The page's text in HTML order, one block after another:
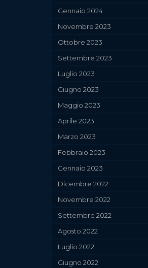
Gennaio 2024
Novembre 2023
Ottobre 2023
Settembre 2023
Luglio 2023
Giugno 2023
Maggio 2023
Aprile 2023
Marzo 2023
Febbraio 2023
Gennaio 2023
Dicembre 2022
Novembre 2022
Settembre 2022
Agosto 2022
Luglio 2022
Giugno 2022